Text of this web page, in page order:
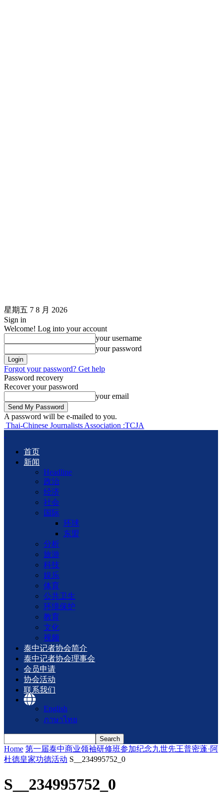
星期五 7 8 月 2026
Sign in
Welcome! Log into your account
your username
your password
Forgot your password? Get help
Password recovery
Recover your password
your email
A password will be e-mailed to you.
Thai-Chinese Journalists Association :TCJA
首页
新闻
Headline
政治
经济
社会
国际
环球
东盟
分析
旅游
科技
娱乐
体育
公共卫生
环境保护
教育
文化
视频
泰中记者协会简介
泰中记者协会理事会
会员申请
协会活动
联系我们
English
ภาษาไทย
Home 第一届泰中商业领袖研修班参加纪念九世先王普密蓬·阿
杜德皇家功德活动 S__234995752_0
S__234995752_0